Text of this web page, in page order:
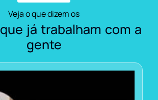
Veja o que dizem os
que já trabalham com a
gente